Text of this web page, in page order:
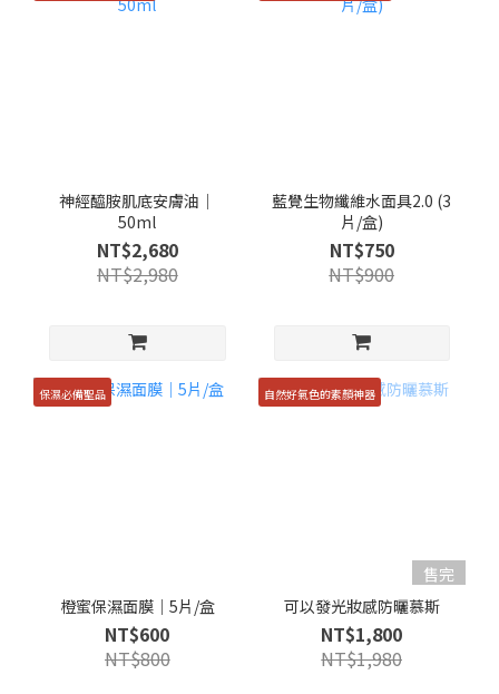
神經醯胺肌底安膚油｜
50ml
NT$2,680
NT$2,980
藍覺生物纖維水面具2.0 (3
片/盒)
NT$750
NT$900
保濕必備聖品
橙蜜保濕面膜｜5片/盒
NT$600
NT$800
自然好氣色的素顏神器
售完
可以發光妝感防曬慕斯
NT$1,800
NT$1,980